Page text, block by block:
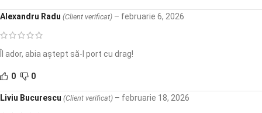
Alexandru Radu (Client verificat) – februarie 6, 2026
Îl ador, abia aștept să-l port cu drag!
0 0
Liviu Bucurescu (Client verificat) – februarie 18, 2026